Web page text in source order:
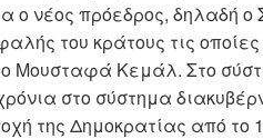
ο νέος πρόεδρος, δηλαδή
του κράτους τις
Μουσταφά Κεμάλ. Στο
στο σύστημα
της Δημοκρατίας από το